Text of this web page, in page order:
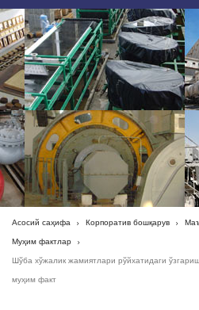
Асосий саҳифа Корпоратив бошқарув
Муҳим фактлар
Шўба хўжалик жамиятлари рўйхатидаги
муҳим факт